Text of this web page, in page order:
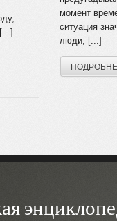
момент
ситуация
люди, [...]